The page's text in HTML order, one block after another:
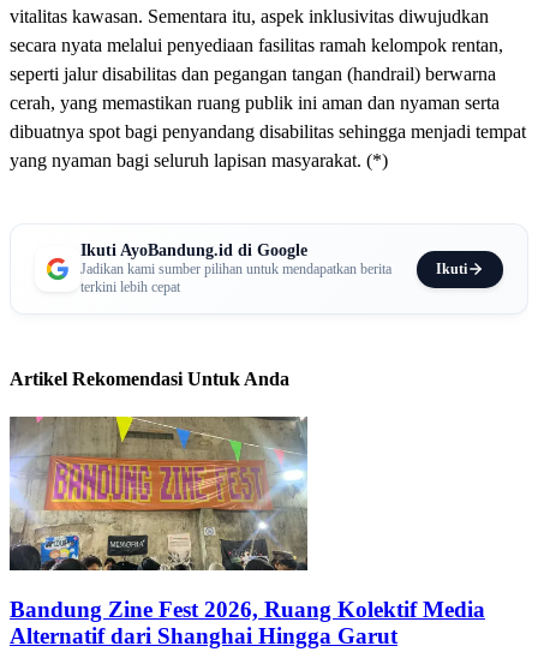
vitalitas kawasan. Sementara itu, aspek inklusivitas diwujudkan
secara nyata melalui penyediaan fasilitas ramah kelompok rentan,
seperti jalur disabilitas dan pegangan tangan (handrail) berwarna
cerah, yang memastikan ruang publik ini aman dan nyaman serta
dibuatnya spot bagi penyandang disabilitas sehingga menjadi tempat
yang nyaman bagi seluruh lapisan masyarakat. (*)
Ikuti AyoBandung.id di Google
Jadikan kami sumber pilihan untuk mendapatkan berita
terkini lebih cepat
Ikuti
Artikel Rekomendasi Untuk Anda
Bandung Zine Fest 2026, Ruang Kolektif Media
Alternatif dari Shanghai Hingga Garut